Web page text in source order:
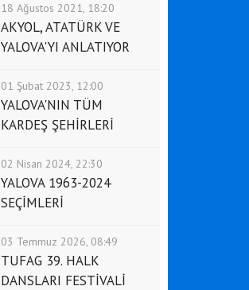
18 Ağustos 2021, 18:20
AKYOL, ATATÜRK VE
YALOVA'YI ANLATIYOR
01 Şubat 2023, 12:00
YALOVA'NIN TÜM
KARDEŞ ŞEHİRLERİ
02 Nisan 2024, 22:30
YALOVA 1963-2024
SEÇİMLERİ
03 Temmuz 2026, 08:49
TUFAG 39. HALK
DANSLARI FESTİVALİ